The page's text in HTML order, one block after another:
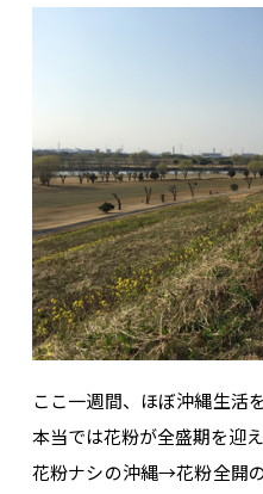
ここ一週間、ほぼ沖縄生活
本当では花粉が全盛期を迎え
花粉ナシの沖縄→花粉全開